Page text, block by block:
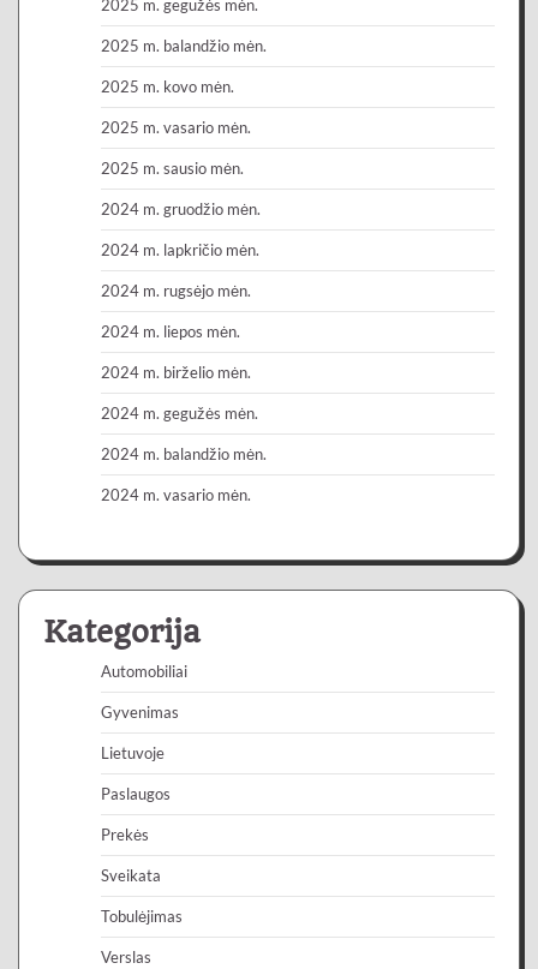
2025 m. gegužės mėn.
2025 m. balandžio mėn.
2025 m. kovo mėn.
2025 m. vasario mėn.
2025 m. sausio mėn.
2024 m. gruodžio mėn.
2024 m. lapkričio mėn.
2024 m. rugsėjo mėn.
2024 m. liepos mėn.
2024 m. birželio mėn.
2024 m. gegužės mėn.
2024 m. balandžio mėn.
2024 m. vasario mėn.
Kategorija
Automobiliai
Gyvenimas
Lietuvoje
Paslaugos
Prekės
Sveikata
Tobulėjimas
Verslas